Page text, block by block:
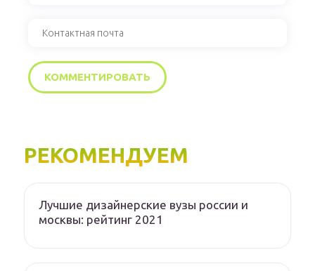
РЕКОМЕНДУЕМ
Лучшие дизайнерские вузы россии и
москвы: рейтинг 2021